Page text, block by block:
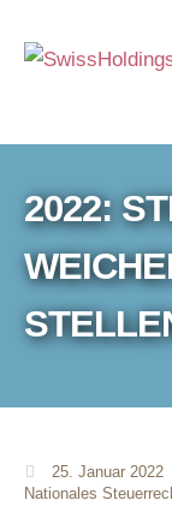
2022:
25. Januar 2022
Nationales